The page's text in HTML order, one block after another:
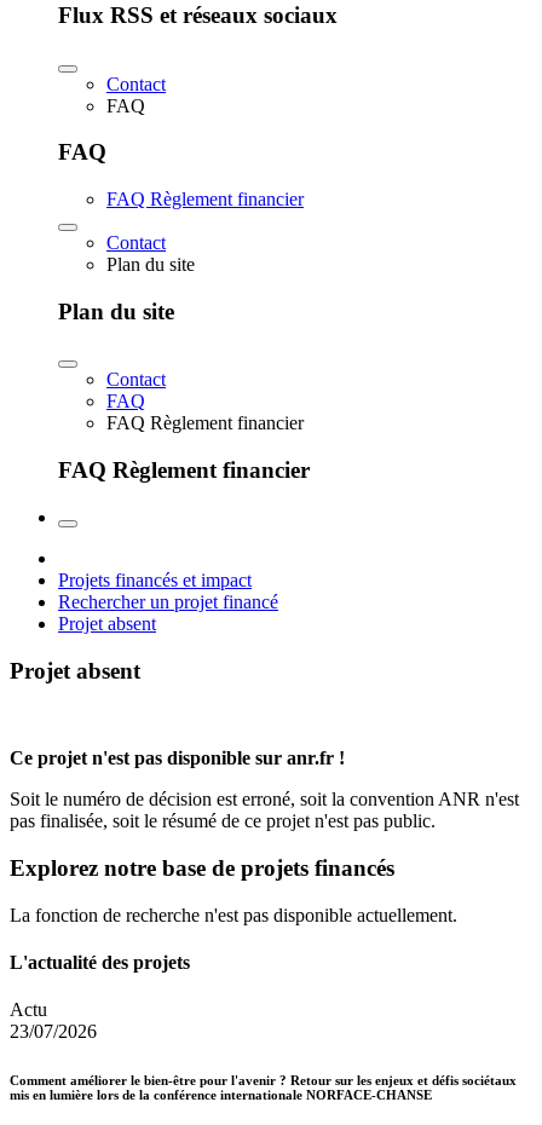
Flux RSS et réseaux sociaux
Contact
FAQ
FAQ
FAQ Règlement financier
Contact
Plan du site
Plan du site
Contact
FAQ
FAQ Règlement financier
FAQ Règlement financier
Projets financés et impact
Rechercher un projet financé
Projet absent
Projet absent
Ce projet n'est pas disponible sur anr.fr !
Soit le numéro de décision est erroné, soit la convention ANR n'est
pas finalisée, soit le résumé de ce projet n'est pas public.
Explorez notre base de projets financés
La fonction de recherche n'est pas disponible actuellement.
L'actualité des projets
Actu
23/07/2026
Comment améliorer le bien-être pour l'avenir ? Retour sur les enjeux et défis sociétaux
mis en lumière lors de la conférence internationale NORFACE-CHANSE